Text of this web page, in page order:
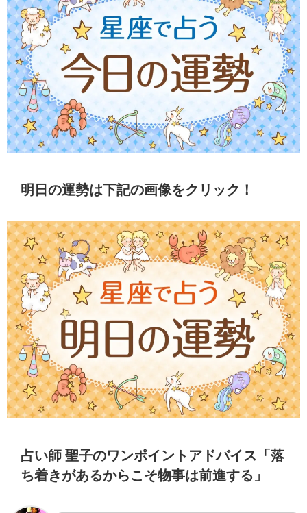
明日の運勢は下記の画像をクリック！
占い師 聖子のワンポイントアドバイス「落
ち着きがあるからこそ物事は前進する」